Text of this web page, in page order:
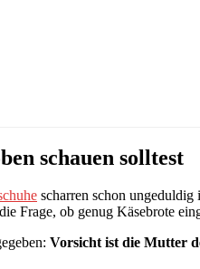
schauen solltest
scharren schon
Frage, ob genug Käsebrote
Vorsicht ist die Mutter